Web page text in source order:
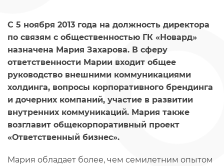
С 5 ноября 2013 года на должность директора
по связям с общественностью ГК «Новард»
назначена Мария Захарова. В сферу
ответственности Марии входит общее
руководство внешними коммуникациями
холдинга, вопросы корпоративного брендинга
и дочерних компаний, участие в развитии
внутренних коммуникаций. Мария также
возглавит общекорпоративный проект
«Ответственный бизнес».
Мария обладает более, чем семилетним опытом